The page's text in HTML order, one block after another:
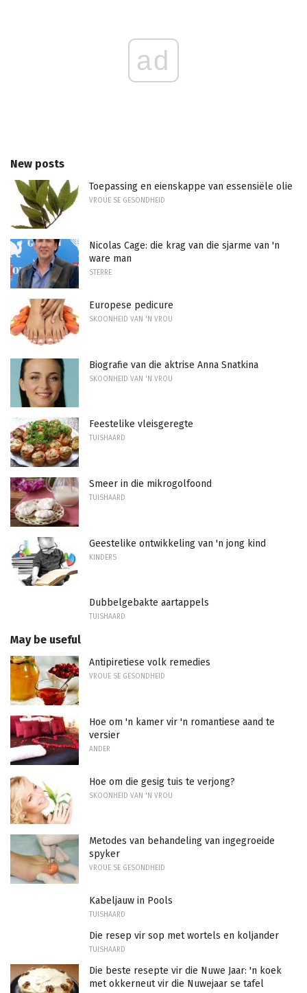
ad
New posts
Toepassing en eienskappe van essensiële olie
VROUE SE GESONDHEID
Nicolas Cage: die krag van die sjarme van 'n
ware man
STERRE
Europese pedicure
SKOONHEID VAN 'N VROU
Biografie van die aktrise Anna Snatkina
SKOONHEID VAN 'N VROU
Feestelike vleisgeregte
TUISHAARD
Smeer in die mikrogolfoond
TUISHAARD
Geestelike ontwikkeling van 'n jong kind
KINDERS
Dubbelgebakte aartappels
TUISHAARD
May be useful
Antipiretiese volk remedies
VROUE SE GESONDHEID
Hoe om 'n kamer vir 'n romantiese aand te
versier
ANDER
Hoe om die gesig tuis te verjong?
SKOONHEID VAN 'N VROU
Metodes van behandeling van ingegroeide
spyker
VROUE SE GESONDHEID
Kabeljauw in Pools
TUISHAARD
Die resep vir sop met wortels en koljander
TUISHAARD
Die beste resepte vir die Nuwe Jaar: 'n koek
met okkerneut vir die Nuwejaar se tafel